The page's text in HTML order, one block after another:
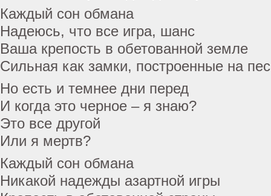
Каждый сон обмана
Надеюсь, что все игра, шанс
Ваша крепость в обетованной земле
Сильная как замки, построенные на
Но есть и темнее дни перед
И когда это черное – я знаю?
Это все другой
Или я мертв?
Каждый сон обмана
Никакой надежды азартной игры